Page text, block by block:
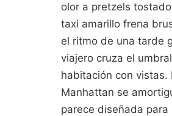
olor a pretzels
taxi amarillo frena
el ritmo de una tarde
viajero cruza el
habitación con vistas.
Manhattan se
parece diseñada